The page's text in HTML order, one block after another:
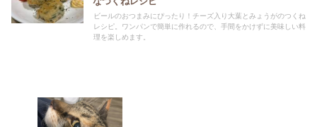
ビールのおつまみにぴったり！チーズ入り大葉とみょうがのつくね
レシピ。ワンパンで簡単に作れるので、手間をかけずに美味しい料
理を楽しめます。